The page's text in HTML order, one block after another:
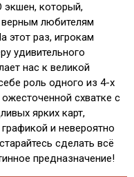
экшен, который,
верным любителям
этот раз, игрокам
удивительного
нас к великой
роль одного из 4-х
ожесточенной схватке с
ярких карт,
и невероятно
сделать всё
предназначение!